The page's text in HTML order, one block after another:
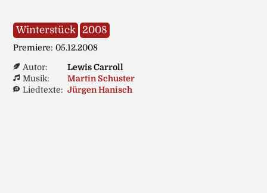
Winterstück 2008
Premiere: 05.12.2008
Autor:
Lewis Carroll
Musik:
Martin Schuster
Liedtexte: Jürgen Hanisch